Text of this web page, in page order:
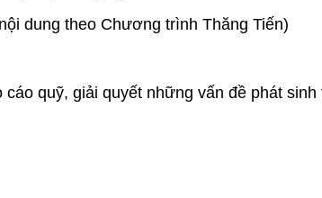
dung theo Chương trình Thăng Tiến)
cáo quỹ, giải quyết những vấn đề phát